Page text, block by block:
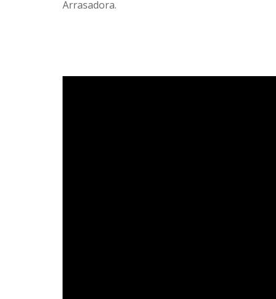
Arrasadora.